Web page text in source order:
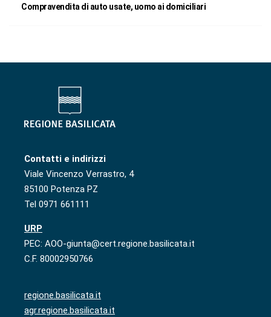
Compravendita di auto usate, uomo ai domiciliari
Contatti e indirizzi
Viale Vincenzo Verrastro, 4
85100 Potenza PZ
Tel 0971 661111
URP
PEC: AOO-giunta@cert.regione.basilicata.it
C.F. 80002950766
regione.basilicata.it
agr.regione.basilicata.it